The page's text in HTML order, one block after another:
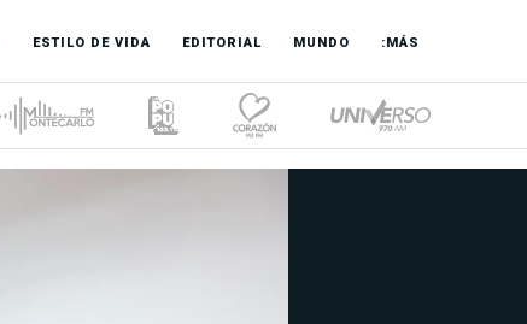
ESTILO DE VIDA EDITORIAL MUNDO :MÁS